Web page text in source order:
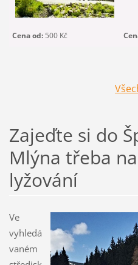
Cena od: 500 Kč
Zajeďte si do
Mlýna třeba
lyžování
Ve
vyhledá
vaném